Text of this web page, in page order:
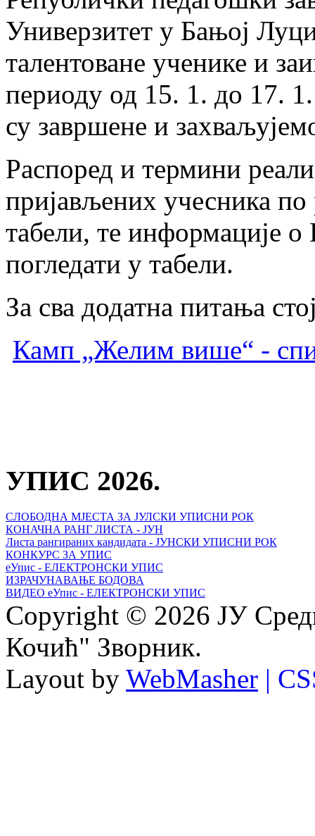
Универзитет у Бањој
талентоване ученике и
периоду од 15. 1. до 17.
су завршене и
Распоред и термини
пријављених учесника
табели, те информације
погледати у табели.
За сва додатна питања
Камп „Желим више“ -
УПИС 2026.
СЛОБОДНА МЈЕСТА ЗА ЈУЛСКИ УПИСНИ РОК
КОНАЧНА РАНГ ЛИСТА - ЈУН
Листа рангираних кандидата - ЈУНСКИ УПИСНИ РОК
КОНКУРС ЗА УПИС
еУпис - ЕЛЕКТРОНСКИ УПИС
ИЗРАЧУНАВАЊЕ БОДОВА
ВИДЕО еУпис - ЕЛЕКТРОНСКИ УПИС
Copyright © 2026 ЈУ
Кочић" Зворник.
Layout by WebMasher |